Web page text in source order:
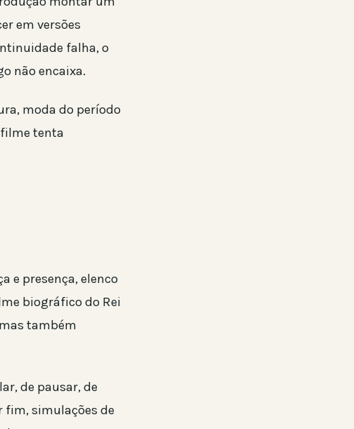
em versões
falha, o
não encaixa.
moda do período
filme tenta
e presença, elenco
biográfico do Rei
também
de pausar, de
fim, simulações de